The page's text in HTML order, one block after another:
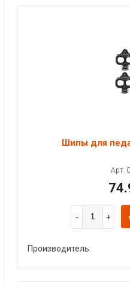
Шипы для
Арт:
Производитель: